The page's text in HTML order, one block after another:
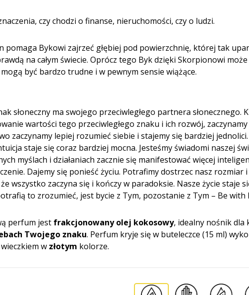
czy chodzi o finanse, nieruchomości, czy o ludzi.
pomaga Bykowi zajrzeć głębiej pod powierzchnię, której tak
na całym świecie. Oprócz tego Byk dzięki Skorpionowi
być bardzo trudne i w pewnym sensie wiążące.
słoneczny ma swojego przeciwległego partnera
wartości tego przeciwległego znaku i ich rozwój,
zaczynamy lepiej rozumieć siebie i stajemy się bardziej
staje się coraz bardziej mocna. Jesteśmy świadomi naszej
myślach i działaniach zacznie się manifestować więcej
Dajemy się ponieść życiu. Potrafimy dostrzec nasz rozmiar
wszystko zaczyna się i kończy w paradoksie. Nasze życie staje
to zrozumieć, jest bycie z Tym, pozostanie z Tym – Be with
perfum jest frakcjonowany olej kokosowy, idealny nośnik
Twojego znaku. Perfum kryje się w buteleczce (15 ml)
w złotym kolorze.